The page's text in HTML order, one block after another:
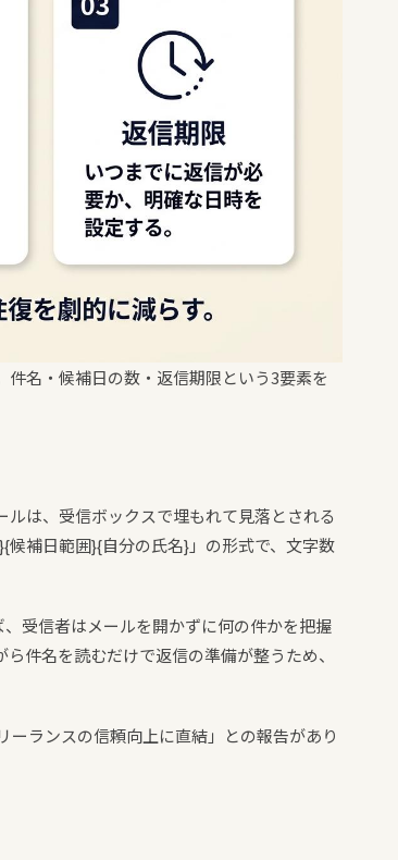
名・候補日の数・返信期限という3要素を
は、受信ボックスで埋もれて見落とされる
{候補日範囲}{自分の氏名}」の形式で、文字数
受信者はメールを開かずに何の件かを把握
件名を読むだけで返信の準備が整うため、
ランスの信頼向上に直結」との報告があり